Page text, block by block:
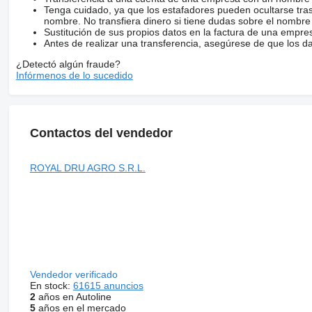
Tenga cuidado, ya que los estafadores pueden ocultarse
nombre. No transfiera dinero si tiene dudas sobre el
Sustitución de sus propios datos en la factura de una
Antes de realizar una transferencia, asegúrese de que los
¿Detectó algún fraude?
Infórmenos de lo sucedido
Contactos del vendedor
ROYAL DRU AGRO S.R.L.
Vendedor verificado
En stock: 61615 anuncios
2años en Autoline
5años en el mercado